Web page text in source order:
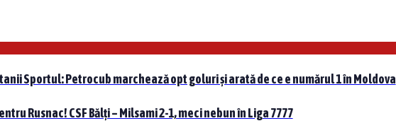
Sportul: Petrocub marchează opt goluri și arată de ce e numărul 1 în Moldova
Rusnac! CSF Bălți – Milsami 2-1, meci nebun în Liga 7777